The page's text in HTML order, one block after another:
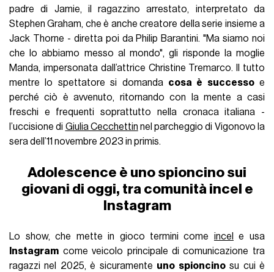
padre di Jamie, il ragazzino arrestato, interpretato da
Stephen Graham, che è anche creatore della serie insieme a
Jack Thorne - diretta poi da Philip Barantini. "Ma siamo noi
che lo abbiamo messo al mondo", gli risponde la moglie
Manda, impersonata dall’attrice Christine Tremarco. Il tutto
mentre lo spettatore si domanda cosa è successoe
perché ciò è avvenuto, ritornando con la mente a casi
freschi e frequenti soprattutto nella cronaca italiana -
l’uccisione di Giulia Cecchettin nel parcheggio di Vigonovo la
sera dell’11 novembre 2023 in primis.
Adolescence è uno spioncino sui
giovani di oggi, tra comunità incel e
Instagram
Lo show, che mette in gioco termini come incel
e usa
Instagram come veicolo principale di comunicazione tra
ragazzi nel 2025, è sicuramente uno spioncinosu cui è